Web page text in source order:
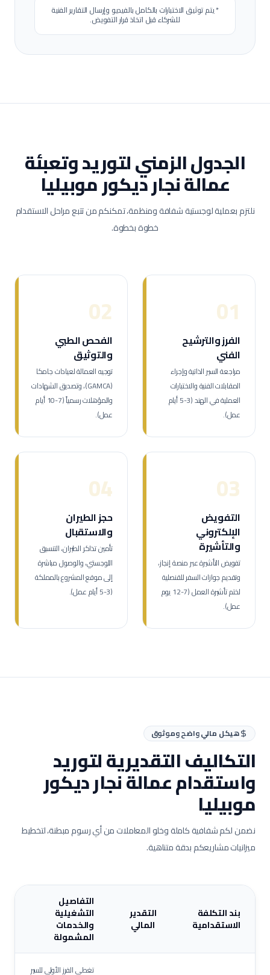
* يتم توثيق الاختبارات بالكامل بالفيديو وإرسال التقارير الفنية
للشركاء قبل اتخاذ قرار التفويض.
الجدول الزمني لتوريد وتعبئة
عمالةنجار ديكور موبيليا
نلتزم بعملية لوجستية شفافة ومنظمة، تمكنكم من تتبع مراحل الاستقدام
خطوة بخطوة.
01
الفرز والترشيح
الفني
مراجعة السير الذاتية وإجراء
المقابلات الفنية والاختبارات
العملية في الهند (3-5 أيام
عمل).
02
الفحص الطبي
والتوثيق
توجيه العمالة لعيادات جامكا
(GAMCA)، وتصديق الشهادات
والمؤهلات رسمياً (7-10 أيام
عمل).
03
التفويض
الإلكتروني
والتأشيرة
تفويض التأشيرة عبر منصة إنجاز،
وتقديم جوازات السفر للقنصلية
لختم تأشيرة العمل (7-12 يوم
عمل).
04
حجز الطيران
والاستقبال
تأمين تذاكر الطيران، التنسيق
اللوجستي، والوصول مباشرة
إلى موقع المشروع بالمملكة
(3-5 أيام عمل).
هيكل مالي واضح وموثوق
التكاليف التقديرية لتوريد
واستقدام عمالةنجار ديكور
موبيليا
نضمن لكم شفافية كاملة وخلو المعاملات من أي رسوم مبطنة، لتخطيط
ميزانيات مشاريعكم بدقة متناهية.
بند التكلفة
الاستقدامية
التقدير
المالي
التفاصيل
التشغيلية
والخدمات
المشمولة
تغطي الفرز الأولي للسير